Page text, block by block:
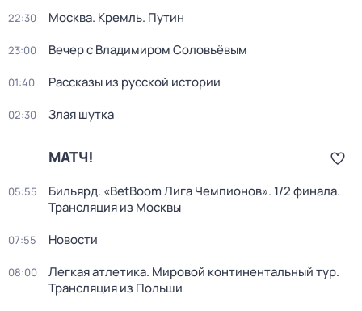
22:30 Москва. Кремль. Путин
23:00 Вечер с Владимиром Соловьёвым
01:40 Рассказы из русской истории
02:30 Злая шутка
МАТЧ!
05:55
Бильярд. «BetBoom Лига Чемпионов». 1/2 финала.
Трансляция из Москвы
07:55 Новости
08:00
Легкая атлетика. Мировой континентальный тур.
Трансляция из Польши